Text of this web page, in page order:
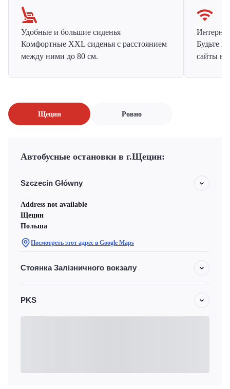
Удобные и большие сиденья
Комфортные XXL сиденья с расстоянием
между ними до 80 см.
Будьте
сайты на
Щецин Ровно
Автобусные остановки в г.Щецин:
Szczecin Główny
Address not available
Щецин
Польша
Посмотреть этот адрес в Google Maps
Стоянка Залізничного вокзалу
PKS